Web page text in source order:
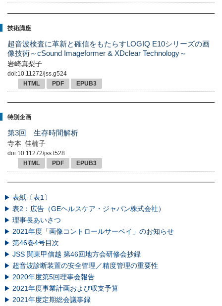
技術講座
超音波検査に革新と確信をもたらすLOGIQ E10シリーズの画
像技術～cSound Imageformer & XDclear Technology～
岩崎真梨子
doi:10.11272/jss.g524
HTML
PDF EPUB3
特別企画
第3回 生存時間解析
寺本 佳楠子
doi:10.11272/jss.t528
HTML
PDF EPUB3
表紙〔表1〕
表2：広告（GEヘルスケア・ジャパン株式会社）
理事長あいさつ
2021年度「画像コントロールサーベイ」のお知らせ
第46巻4号目次
JSS 関東甲信越 第46回地方会研修会抄録
超音波診断装置の安全管理／精度管理の重要性
2020年度第5回理事会報告
2021年度事業計画および収支予算
2021年度定期総会議事録